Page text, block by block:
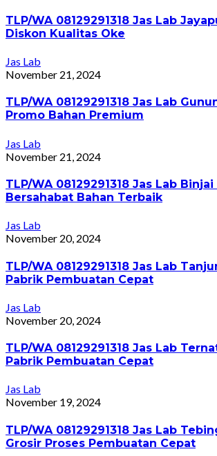
TLP/WA 08129291318 Jas Lab
Diskon Kualitas Oke
Jas Lab
November 21, 2024
TLP/WA 08129291318 Jas Lab
Promo Bahan Premium
Jas Lab
November 21, 2024
TLP/WA 08129291318 Jas Lab Binjai
Bersahabat Bahan Terbaik
Jas Lab
November 20, 2024
TLP/WA 08129291318 Jas Lab
Pabrik Pembuatan Cepat
Jas Lab
November 20, 2024
TLP/WA 08129291318 Jas Lab
Pabrik Pembuatan Cepat
Jas Lab
November 19, 2024
TLP/WA 08129291318 Jas Lab
Grosir Proses Pembuatan Cepat